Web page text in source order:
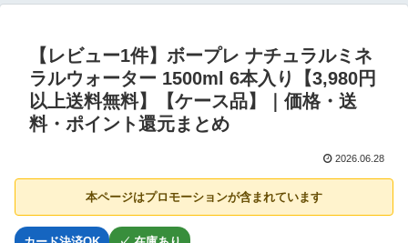
【レビュー1件】ボープレ ナチュラルミネ
ラルウォーター 1500ml 6本入り【3,980円
以上送料無料】【ケース品】｜価格・送
料・ポイント還元まとめ
2026.06.28
本ページはプロモーションが含まれています